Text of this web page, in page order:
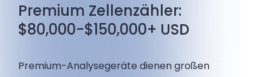
Premium Zellenzähler:
$80,000-$150,000+ USD
Premium-Analysegeräte dienen großen